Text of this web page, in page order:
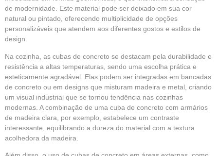
de modernidade. Este material pode ser deixado em sua cor
natural ou pintado, oferecendo multiplicidade de opções
personalizáveis que atendem aos diferentes gostos e estilos de
design.
Na cozinha, as cubas de concreto se destacam pela durabilidade e
resistência a altas temperaturas, sendo uma escolha prática e
esteticamente agradável. Elas podem ser integradas em bancadas
de concreto ou em designs que misturam madeira e metal, criando
um visual industrial que se tornou tendência nas cozinhas
modernas. A combinação de uma cuba de concreto com armários
de madeira clara, por exemplo, estabelece um contraste
interessante, equilibrando a dureza do material com a textura
acolhedora da madeira.